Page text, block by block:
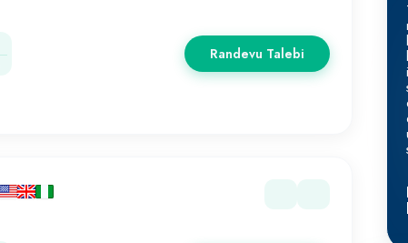
Randevu Talebi